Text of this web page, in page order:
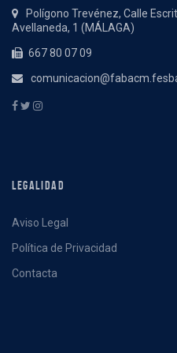
Polígono Trevénez, Calle
Avellaneda, 1 (MÁLAGA)
667 80 07 09
LEGALIDAD
Aviso Legal
Política de Privacidad
Contacta